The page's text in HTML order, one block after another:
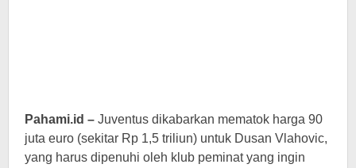
Pahami.id – Juventus dikabarkan mematok harga 90
juta euro (sekitar Rp 1,5 triliun) untuk Dusan Vlahovic,
yang harus dipenuhi oleh klub peminat yang ingin